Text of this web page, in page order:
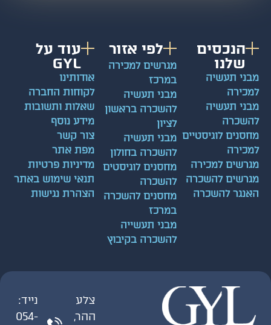
הנכסים
שלנו
מבני תעשיה
למכירה
מבני תעשיה
להשכרה
מחסנים לוגיסטיים
למכירה
מגרשים למכירה
מגרשים להשכרה
האנגר להשכרה
לפי אזור
מגרשים למכירה
במרכז
מבני תעשיה
להשכרה בראשון
לציון
מבני תעשיה
להשכרה בחולון
מחסנים לוגיסטים
להשכרה
מחסנים להשכרה
במרכז
מבני תעשייה
להשכרה בקיבוץ
עוד על
GYL
אודותינו
לקוחות החברה
שאלות ותשובות
מידע נוסף
צור קשר
מפת אתר
מדיניות פרטיות
תנאי שימוש באתר
הצהרת נגישות
צלע
ההר,
נייד:
054-